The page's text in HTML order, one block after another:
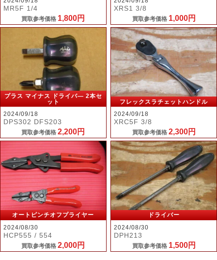
MR5F 1/4
買取参考価格 1,800円
XRS1 3/8
買取参考価格 1,000円
プラス マイナス ドライバ― 2本セ
ット
2024/09/18
DPS302 DFS203
買取参考価格2,200円
フレックスラチェットハンドル
2024/09/18
XRC5F 3/8
買取参考価格 2,300円
オートピンチオフプライヤー
2024/08/30
HCP555 / 554
買取参考価格2,000円
ドライバー
2024/08/30
DPH213
買取参考価格 1,500円